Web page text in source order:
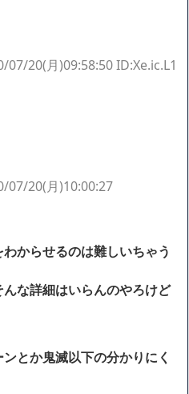
07/20(月)09:58:50 ID:Xe.ic.L1
07/20(月)10:00:27
からせるのは難しいちゃう
な詳細はいらんのやろけど
とか鬼滅以下の分かりにく